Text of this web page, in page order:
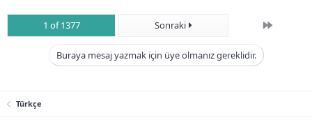
1 of 1377 Sonraki Son
Buraya mesaj yazmak için üye olmanız gereklidir.
Türkçe